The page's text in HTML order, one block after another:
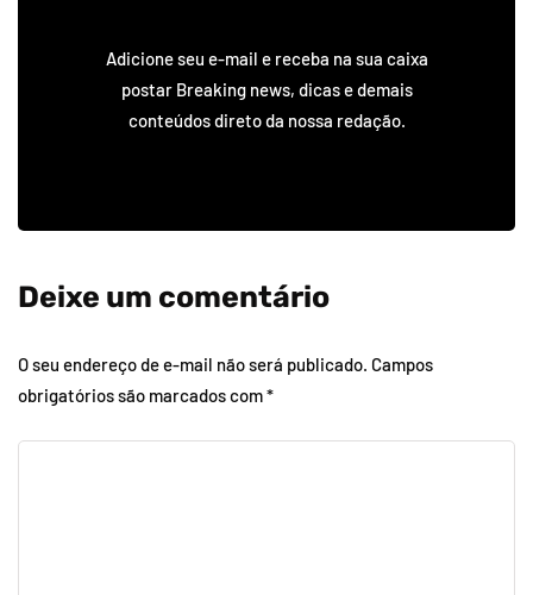
Adicione seu e-mail e receba na sua caixa
postar Breaking news, dicas e demais
conteúdos direto da nossa redação.
Deixe um comentário
O seu endereço de e-mail não será publicado. Campos
obrigatórios são marcados com*